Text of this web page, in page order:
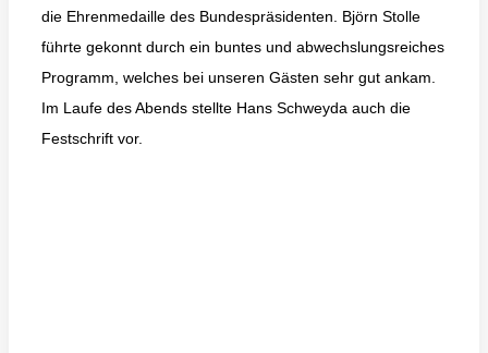
die Ehrenmedaille des Bundespräsidenten. Björn Stolle
führte gekonnt durch ein buntes und abwechslungsreiches
Programm, welches bei unseren Gästen sehr gut ankam.
Im Laufe des Abends stellte Hans Schweyda auch die
Festschrift vor.